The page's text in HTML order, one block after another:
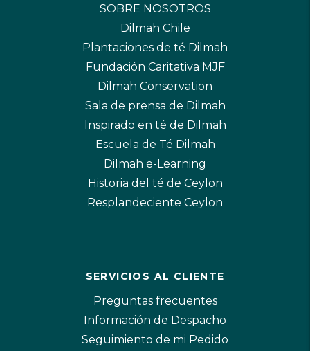
SOBRE NOSOTROS
Dilmah Chile
Plantaciones de té Dilmah
Fundación Caritativa MJF
Dilmah Conservation
Sala de prensa de Dilmah
Inspirado en té de Dilmah
Escuela de Té Dilmah
Dilmah e-Learning
Historia del té de Ceylon
Resplandeciente Ceylon
SERVICIOS AL CLIENTE
Preguntas frecuentes
Información de Despacho
Seguimiento de mi Pedido